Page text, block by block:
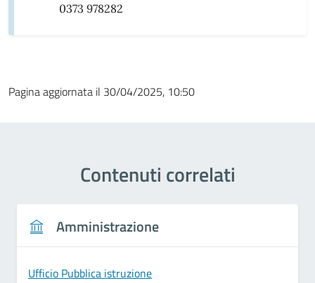
0373 978282
Pagina aggiornata il 30/04/2025, 10:50
Contenuti correlati
Amministrazione
Ufficio Pubblica istruzione